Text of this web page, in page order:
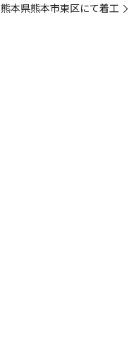
熊本県熊本市東区にて着工